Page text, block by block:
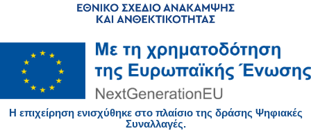
H επιχείρηση ενισχύθηκε στο πλαίσιο της δράσης Ψηφιακές
Συναλλαγές.